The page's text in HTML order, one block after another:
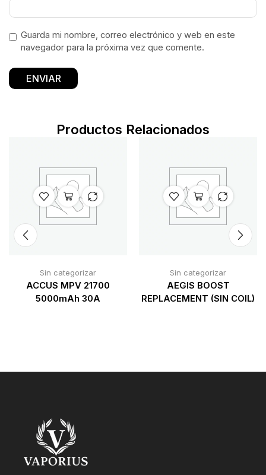
Guarda mi nombre, correo electrónico y web en este
navegador para la próxima vez que comente.
Productos Relacionados
Sin categorizar
ACCUS MPV 21700
5000mAh 30A
Sin categorizar
AEGIS BOOST
REPLACEMENT (SIN COIL)